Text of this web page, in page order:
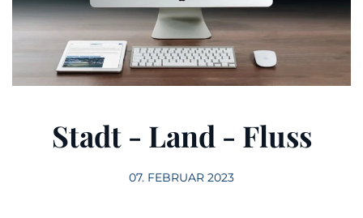
Stadt - Land - Fluss
07. FEBRUAR 2023